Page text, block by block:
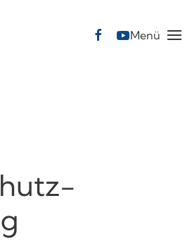
Menü